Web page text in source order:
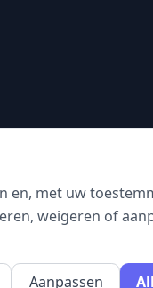
en, met uw
weigeren of
Aanpassen